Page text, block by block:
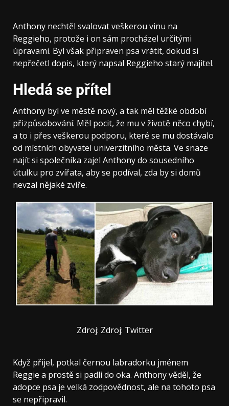
Anthony nechtěl svalovat veškerou vinu na
Reggieho, protože i on sám procházel určitými
úpravami. Byl však připraven psa vrátit, dokud si
nepřečetl dopis, který napsal Reggieho starý majitel.
Hledá se přítel
Anthony byl ve městě nový, a tak měl těžké období
přizpůsobování. Měl pocit, že mu v životě něco chybí,
a to i přes veškerou podporu, které se mu dostávalo
od místních obyvatel univerzitního města. Ve snaze
najít si společníka zajel Anthony do sousedního
útulku pro zvířata, aby se podíval, zda by si domů
nevzal nějaké zvíře.
Zdroj: Zdroj: Twitter
Když přijel, potkal černou labradorku jménem
Reggie a prostě si padli do oka. Anthony věděl, že
adopce psa je velká zodpovědnost, ale na tohoto psa
se nepřipravil.